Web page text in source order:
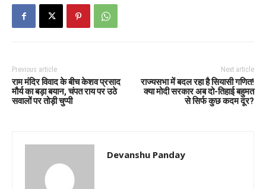
Previous article
राम मंदिर विवाद के बीच केशव प्रसाद
मौर्य का बड़ा बयान, चंपत राय पर उठे
सवालों पर तोड़ी चुप्पी
Next article
राज्यसभा में बदल रहा है सियासी गणित!
क्या मोदी सरकार अब दो-तिहाई बहुमत
से सिर्फ कुछ कदम दूर?
Devanshu Panday